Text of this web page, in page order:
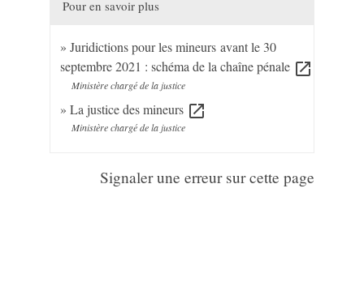
Pour en savoir plus
Juridictions pour les mineurs avant le 30
septembre 2021 : schéma de la chaîne pénale open_in_new
Ministère chargé de la justice
La justice des mineurs open_in_new
Ministère chargé de la justice
Signaler une erreur sur cette page